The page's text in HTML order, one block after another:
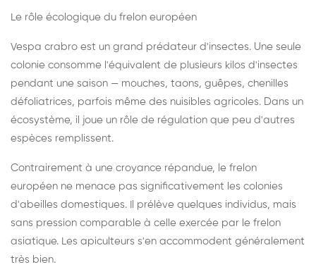
Le rôle écologique du frelon européen
Vespa crabro est un grand prédateur d'insectes. Une seule
colonie consomme l'équivalent de plusieurs kilos d'insectes
pendant une saison — mouches, taons, guêpes, chenilles
défoliatrices, parfois même des nuisibles agricoles. Dans un
écosystème, il joue un rôle de régulation que peu d'autres
espèces remplissent.
Contrairement à une croyance répandue, le frelon
européen ne menace pas significativement les colonies
d'abeilles domestiques. Il prélève quelques individus, mais
sans pression comparable à celle exercée par le frelon
asiatique. Les apiculteurs s'en accommodent généralement
très bien.